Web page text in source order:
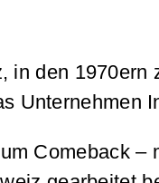
den
Unternehmen
Comeback